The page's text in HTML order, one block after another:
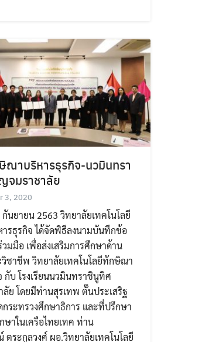
ณาบริหารธุรกิจ-นวมินทรา
จมราชาลัย
3, 2020
นยายน 2563 วิทยาลัยเทคโนโลยี
รธุรกิจ ได้จัดพิธีลงนามบันทึกข้อ
มมือ เพื่อส่งเสริมการศึกษาด้าน
วิชาชีพ วิทยาลัยเทคโนโลยีทักษิณา
กับ โรงเรียนนวมินทราชินูทิศ
ลัย โดยมีท่านสุรเทพ ตั๊นประเสริฐ
กระทรวงศึกษาธิการ และที่ปรึกษา
าในเครือไทยเทค ท่าน
ตระกูลวงศ์ ผอ.วิทยาลัยเทคโนโลยี